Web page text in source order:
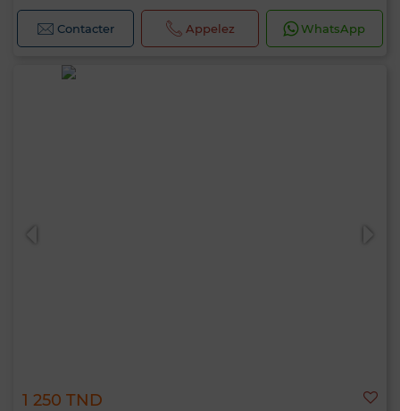
Contacter Appelez WhatsApp
1 250 TND